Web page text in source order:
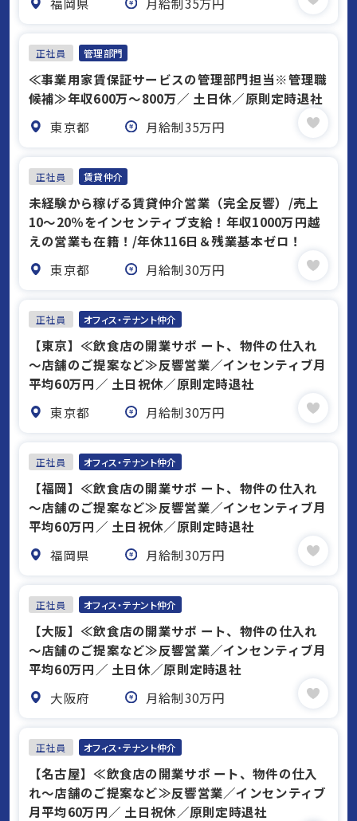
正社員 管理部門
≪事業用家賃保証サービスの管理部門担当※管理職
候補≫年収600万～800万／ 土日休／原則定時退社
東京都
月給制35万円
正社員 賃貸仲介
未経験から稼げる賃貸仲介営業（完全反響）/売上
10〜20％をインセンティブ支給！年収1000万円越
えの営業も在籍！/年休116日＆残業基本ゼロ！
東京都
月給制30万円
正社員 オフィス・テナント仲介
【東京】≪飲食店の開業サポ ート、物件の仕入れ
～店舗のご提案など≫反響営業／インセンティブ月
平均60万円／ 土日祝休／原則定時退社
東京都
月給制30万円
正社員 オフィス・テナント仲介
【福岡】≪飲食店の開業サポ ート、物件の仕入れ
～店舗のご提案など≫反響営業／インセンティブ月
平均60万円／ 土日祝休／原則定時退社
福岡県
月給制30万円
正社員 オフィス・テナント仲介
【大阪】≪飲食店の開業サポ ート、物件の仕入れ
～店舗のご提案など≫反響営業／インセンティブ月
平均60万円／ 土日休／原則定時退社
大阪府
月給制30万円
正社員 オフィス・テナント仲介
【名古屋】≪飲食店の開業サポ ート、物件の仕入
れ～店舗のご提案など≫反響営業／インセンティブ
月平均60万円／ 土日祝休／原則定時退社